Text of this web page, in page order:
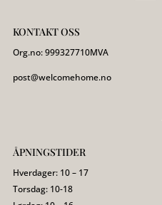
KONTAKT OSS
Org.no:999327710MVA
post@welcomehome.no
ÅPNINGSTIDER
Hverdager: 10 – 17
Torsdag: 10-18